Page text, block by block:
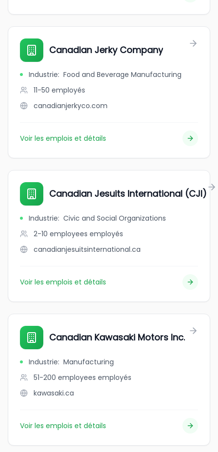
Canadian Jerky Company
Industrie: Food and Beverage Manufacturing
11-50 employés
canadianjerkyco.com
Voir les emplois et détails
Canadian Jesuits International (CJI)
Industrie: Civic and Social Organizations
2-10 employees employés
canadianjesuitsinternational.ca
Voir les emplois et détails
Canadian Kawasaki Motors Inc.
Industrie: Manufacturing
51-200 employees employés
kawasaki.ca
Voir les emplois et détails